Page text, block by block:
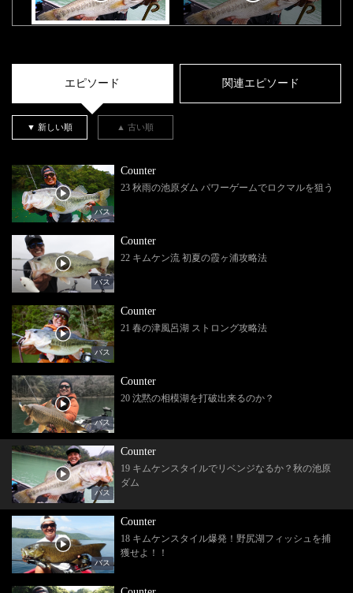
エピソード 関連エピソード
▼ 新しい順 ▲ 古い順
バス
Counter
23 秋雨の池原ダム パワーゲームでロクマルを狙う
バス
Counter
22 キムケン流 初夏の霞ヶ浦攻略法
バス
Counter
21 春の津風呂湖 ストロング攻略法
バス
Counter
20 沈黙の相模湖を打破出来るのか？
バス
Counter
19 キムケンスタイルでリベンジなるか？秋の池原
ダム
バス
Counter
18 キムケンスタイル爆発！野尻湖フィッシュを捕
獲せよ！！